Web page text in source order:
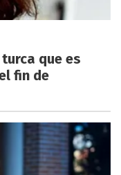
que es
fin de